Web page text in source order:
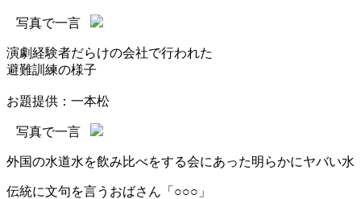
写真で一言
演劇経験者だらけの会社で行われた
避難訓練の様子
お題提供：一本松
写真で一言
外国の水道水を飲み比べをする会にあった明らかにヤバい水
伝統に文句を言うおばさん「○○○」